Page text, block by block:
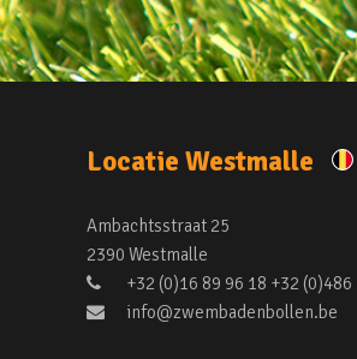
Locatie Westmalle
Ambachtsstraat 25
2390 Westmalle
+32 (0)16 89 96 18 +32 (0)486
info@zwembadenbollen.be